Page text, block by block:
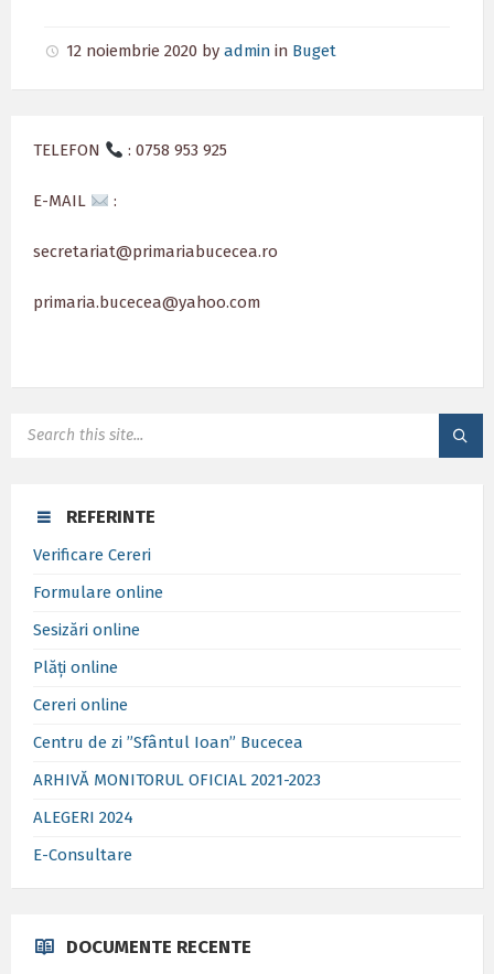
12 noiembrie 2020 by admin in Buget
TELEFON : 0758 953 925
E-MAIL :
secretariat@primariabucecea.ro
primaria.bucecea@yahoo.com
REFERINTE
Verificare Cereri
Formulare online
Sesizări online
Plăți online
Cereri online
Centru de zi ”Sfântul Ioan” Bucecea
ARHIVĂ MONITORUL OFICIAL 2021-2023
ALEGERI 2024
E-Consultare
DOCUMENTE RECENTE